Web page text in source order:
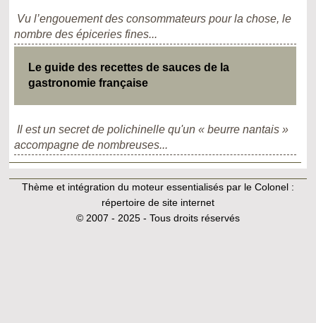
Vu l’engouement des consommateurs pour la chose, le
nombre des épiceries fines...
Le guide des recettes de sauces de la
gastronomie française
Il est un secret de polichinelle qu'un « beurre nantais »
accompagne de nombreuses...
Thème et intégration du moteur essentialisés par le Colonel :
répertoire de site internet
© 2007 - 2025 - Tous droits réservés